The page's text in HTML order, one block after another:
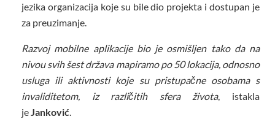
jezika organizacija koje su bile dio projekta i dostupan je
za preuzimanje.
Razvoj mobilne aplikacije bio je osmišljen tako da na
nivou svih šest država mapiramo po 50 lokacija, odnosno
usluga ili aktivnosti koje su pristupačne osobama s
invaliditetom, iz različitih sfera života, istakla
jeJanković.